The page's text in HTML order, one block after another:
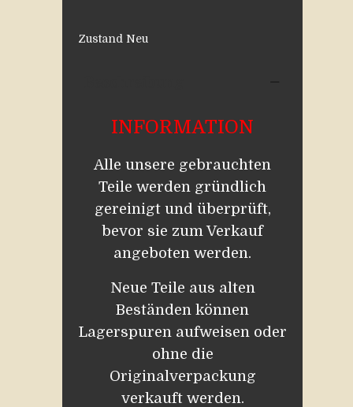
Zustand Neu
INFORMATION
Alle unsere gebrauchten
Teile werden gründlich
gereinigt und überprüft,
bevor sie zum Verkauf
angeboten werden.
Neue Teile aus alten
Beständen können
Lagerspuren aufweisen oder
ohne die
Originalverpackung
verkauft werden.